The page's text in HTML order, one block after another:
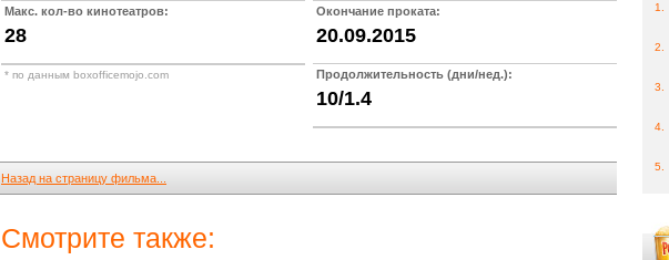
Макс. кол-во кинотеатров:
28
* по данным boxofficemojo.com
Окончание проката:
20.09.2015
Продолжительность (дни/нед.):
10/1.4
Назад на страницу фильма...
Смотрите также:
1.
2.
3.
4.
5.